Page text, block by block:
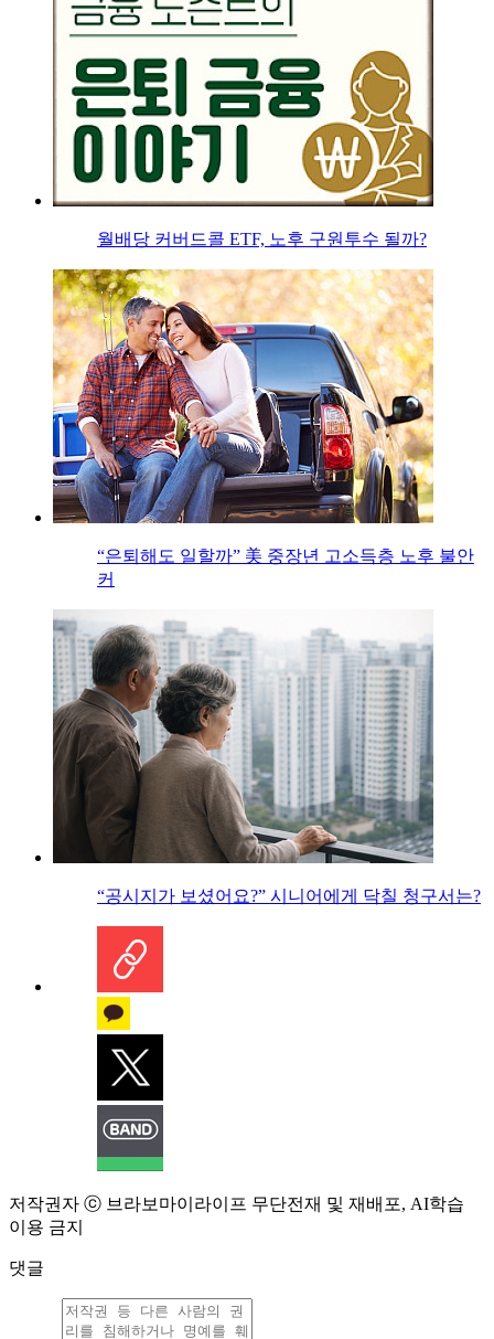
월배당 커버드콜 ETF, 노후 구원투수 될까?
“은퇴해도 일할까” 美 중장년 고소득층 노후 불안
커
“공시지가 보셨어요?” 시니어에게 닥칠 청구서는?
저작권자 ⓒ 브라보마이라이프 무단전재 및 재배포, AI학습
이용 금지
댓글